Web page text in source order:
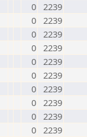
0 2239
0 2239
0 2239
0 2239
0 2239
0 2239
0 2239
0 2239
0 2239
0 2239